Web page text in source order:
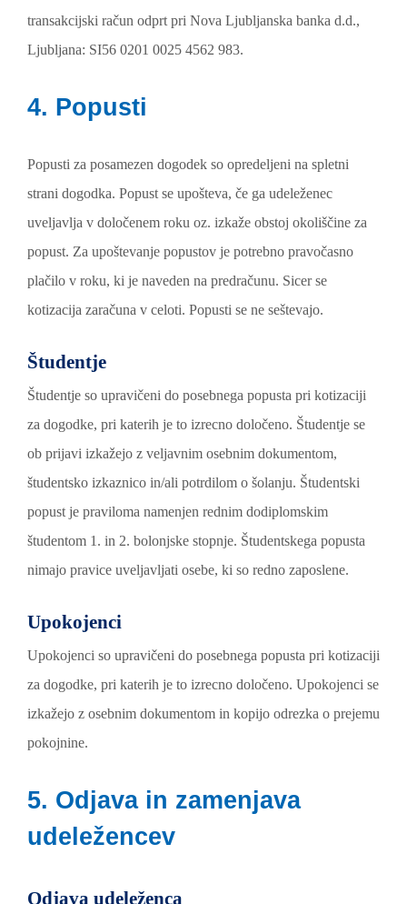
transakcijski račun odprt pri Nova Ljubljanska banka d.d.,
Ljubljana: SI56 0201 0025 4562 983.
4. Popusti
Popusti za posamezen dogodek so opredeljeni na spletni
strani dogodka. Popust se upošteva, če ga udeleženec
uveljavlja v določenem roku oz. izkaže obstoj okoliščine za
popust. Za upoštevanje popustov je potrebno pravočasno
plačilo v roku, ki je naveden na predračunu. Sicer se
kotizacija zaračuna v celoti. Popusti se ne seštevajo.
Študentje
Študentje so upravičeni do posebnega popusta pri kotizaciji
za dogodke, pri katerih je to izrecno določeno. Študentje se
ob prijavi izkažejo z veljavnim osebnim dokumentom,
študentsko izkaznico in/ali potrdilom o šolanju. Študentski
popust je praviloma namenjen rednim dodiplomskim
študentom 1. in 2. bolonjske stopnje. Študentskega popusta
nimajo pravice uveljavljati osebe, ki so redno zaposlene.
Upokojenci
Upokojenci so upravičeni do posebnega popusta pri kotizaciji
za dogodke, pri katerih je to izrecno določeno. Upokojenci se
izkažejo z osebnim dokumentom in kopijo odrezka o prejemu
pokojnine.
5. Odjava in zamenjava
udeležencev
Odjava udeleženca